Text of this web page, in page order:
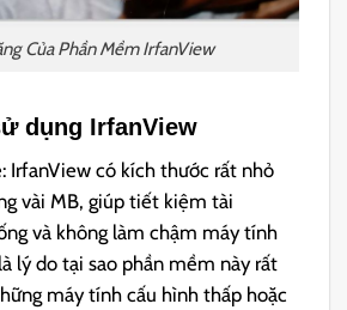
Của Phần Mềm IrfanView
dụng IrfanView
IrfanView có kích thước rất nhỏ
vài MB, giúp tiết kiệm tài
và không làm chậm máy tính
lý do tại sao phần mềm này rất
máy tính cấu hình thấp hoặc